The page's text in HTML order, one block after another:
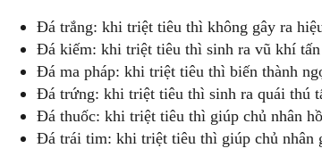
Đá trắng: khi triệt tiêu thì không gây ra
Đá kiếm: khi triệt tiêu thì sinh ra vũ khí
Đá ma pháp: khi triệt tiêu thì biến thành
Đá trứng: khi triệt tiêu thì sinh ra quái thú
Đá thuốc: khi triệt tiêu thì giúp chủ nhân
Đá trái tim: khi triệt tiêu thì giúp chủ nhân